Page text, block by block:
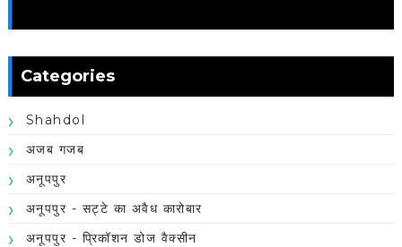
Categories
Shahdol
अजब गजब
अनूपपुर
अनूपपुर - सट्टे का अवैध कारोबार
अनूपपुर - प्रिकॉशन डोज वैक्सीन